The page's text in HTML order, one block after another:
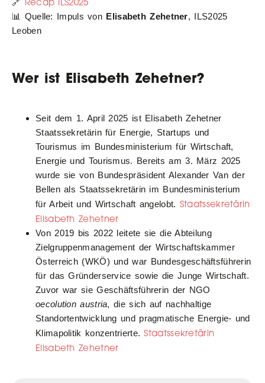
🔗
📊 Quelle: Impuls von Elisabeth Zehetner, ILS2025
Leoben
Wer ist Elisabeth Zehetner?
Seit dem 1. April 2025 ist Elisabeth Zehetner
Staatssekretärin für Energie, Startups und
Tourismus im Bundesministerium für Wirtschaft,
Energie und Tourismus. Bereits am 3. März 2025
wurde sie von Bundespräsident Alexander Van der
Bellen als Staatssekretärin im Bundesministerium
für Arbeit und Wirtschaft angelobt. Staatssekretärin
Elisabeth Zehetner
Von 2019 bis 2022 leitete sie die Abteilung
Zielgruppenmanagement der Wirtschaftskammer
Österreich (WKÖ) und war Bundesgeschäftsführerin
für das Gründerservice sowie die Junge Wirtschaft.
Zuvor war sie Geschäftsführerin der NGO
oecolution austria, die sich auf nachhaltige
Standortentwicklung und pragmatische Energie- und
Klimapolitik konzentrierte.Staatssekretärin
Elisabeth Zehetner